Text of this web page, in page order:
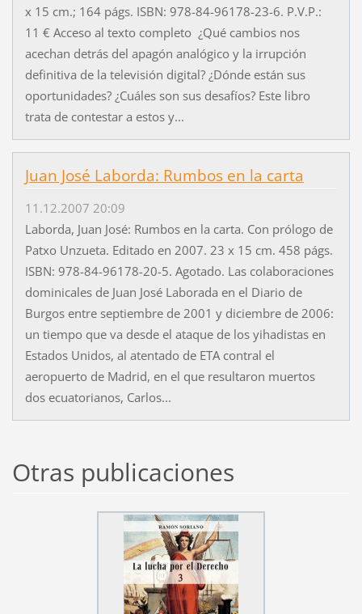
x 15 cm.; 164 págs. ISBN: 978-84-96178-23-6. P.V.P.:
11 € Acceso al texto completo ¿Qué cambios nos
acechan detrás del apagón analógico y la irrupción
definitiva de la televisión digital? ¿Dónde están sus
oportunidades? ¿Cuáles son sus desafíos? Este libro
trata de contestar a estos y...
Juan José Laborda: Rumbos en la carta
11.12.2007 20:09
Laborda, Juan José: Rumbos en la carta. Con prólogo de
Patxo Unzueta. Editado en 2007. 23 x 15 cm. 458 págs.
ISBN: 978-84-96178-20-5. Agotado. Las colaboraciones
dominicales de Juan José Laborada en el Diario de
Burgos entre septiembre de 2001 y diciembre de 2006:
un tiempo que va desde el ataque de los yihadistas en
Estados Unidos, al atentado de ETA contral el
aeropuerto de Madrid, en el que resultaron muertos
dos ecuatorianos, Carlos...
Otras publicaciones